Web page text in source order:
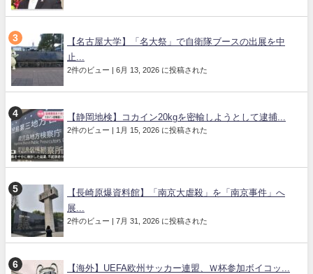
【名古屋大学】「名大祭」で自衛隊ブースの出展を中
止...
2件のビュー 6月 13, 2026 に投稿された
【静岡地検】コカイン20kgを密輸しようとして逮捕...
2件のビュー 1月 15, 2026 に投稿された
【長崎原爆資料館】「南京大虐殺」を「南京事件」へ
展...
2件のビュー 7月 31, 2026 に投稿された
【海外】UEFA欧州サッカー連盟、Ｗ杯参加ボイコッ...